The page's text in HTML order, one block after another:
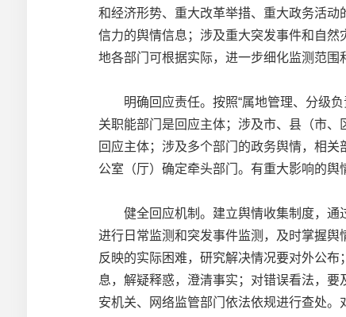
和经济形势、重大改革举措、重大政务活
信力的舆情信息；涉及重大突发事件和自
地各部门可根据实际，进一步细化监测范围
明确回应责任。按照“属地管理、分级负
关职能部门是回应主体；涉及市、县（市
回应主体；涉及多个部门的政务舆情，相
公室（厅）确定牵头部门。有重大影响的
健全回应机制。建立舆情收集制度，通过
进行日常监测和突发事件监测，及时掌握
反映的实际困难，研究解决情况要对外公
息，解疑释惑，澄清事实；对错误看法，
安机关、网络监管部门依法依规进行查处